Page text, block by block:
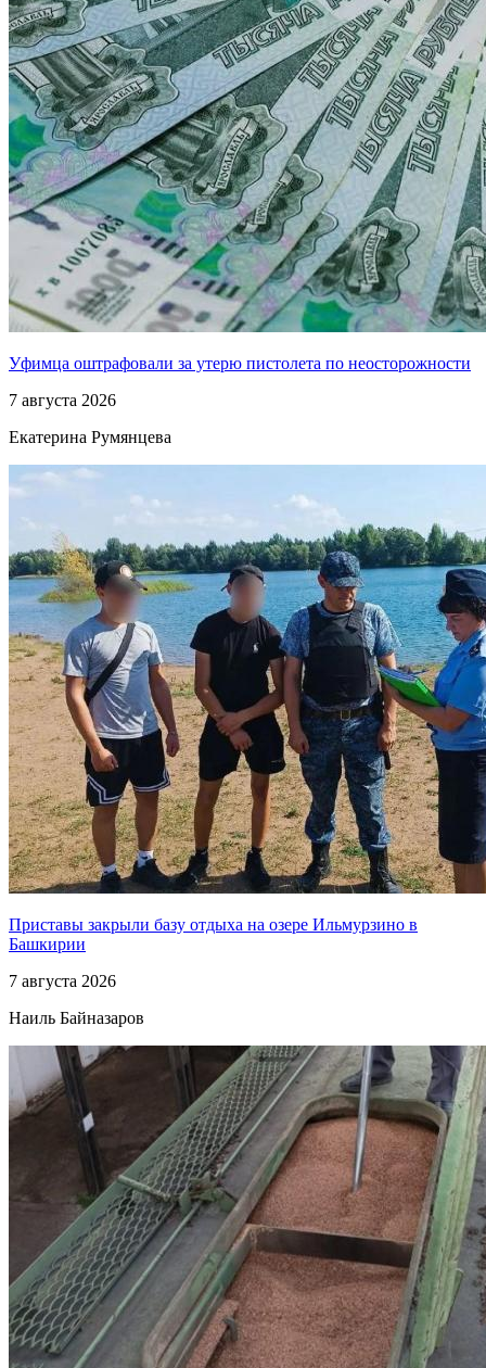
Уфимца оштрафовали за утерю пистолета по неосторожности
7 августа 2026
Екатерина Румянцева
Приставы закрыли базу отдыха на озере Ильмурзино в
Башкирии
7 августа 2026
Наиль Байназаров